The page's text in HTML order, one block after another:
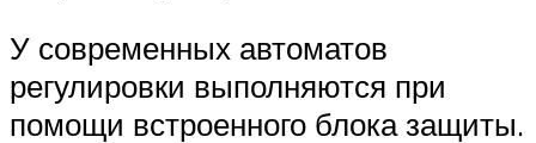
У современных автоматов
регулировки выполняются при
помощи встроенного блока защиты.